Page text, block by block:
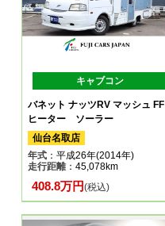
キャブコン
バネット ナッツRV マッシュ FF
ヒーター ソーラー
仙台名取店
年式 ：平成26年(2014年)
走行距離：45,078km
408.8万円(税込)